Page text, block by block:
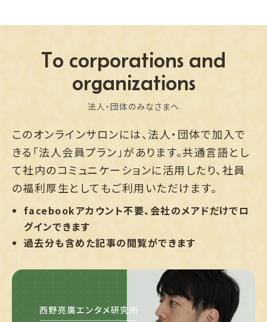
To corporations and
organizations
法人・団体のみなさまへ
このオンラインサロンには、法人・団体で加入で
きる「法人会員プラン」があります。共通言語とし
て社内のコミュニケーションに活用したり、社員
の福利厚生としてもご利用いただけます。
facebookアカウント不要、会社のメアドだけでロ
グインできます
過去分も含めた記事の閲覧ができます